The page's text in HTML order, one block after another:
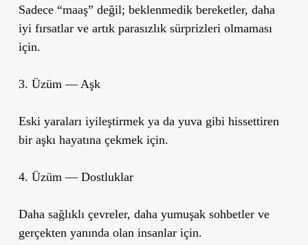
Sadece “maaş” değil; beklenmedik bereketler, daha
iyi fırsatlar ve artık parasızlık sürprizleri olmaması
için.
3. Üzüm — Aşk
Eski yaraları iyileştirmek ya da yuva gibi hissettiren
bir aşkı hayatına çekmek için.
4. Üzüm — Dostluklar
Daha sağlıklı çevreler, daha yumuşak sohbetler ve
gerçekten yanında olan insanlar için.